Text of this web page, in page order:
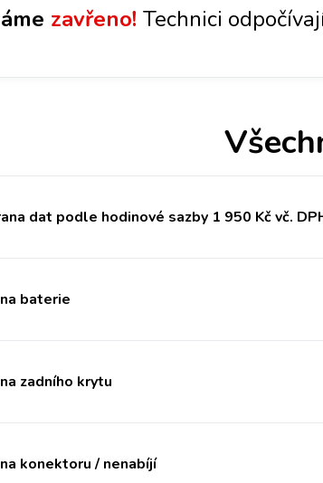
zavřeno! Technici
dat podle hodinové sazby 1 950 Kč vč.
baterie
zadního krytu
konektoru / nenabíjí